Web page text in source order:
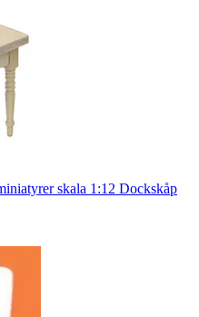
skala 1:12 Dockskåp